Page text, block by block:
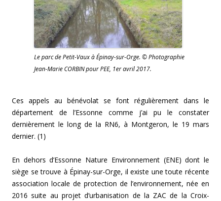
Le parc de Petit-Vaux à Épinay-sur-Orge. © Photographie
Jean-Marie CORBIN pour PEE, 1er avril 2017.
Ces appels au bénévolat se font régulièrement dans le
département de l’Essonne comme j’ai pu le constater
dernièrement le long de la RN6, à Montgeron, le 19 mars
dernier. (1)
En dehors d’Essonne Nature Environnement (ENE) dont le
siège se trouve à Épinay-sur-Orge, il existe une toute récente
association locale de protection de l’environnement, née en
2016 suite au projet d’urbanisation de la ZAC de la Croix-